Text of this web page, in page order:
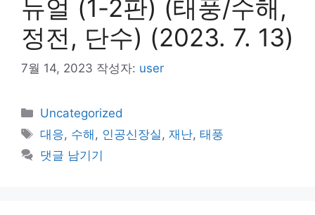
뉴얼 (1-2판) (태풍/수해,
정전, 단수) (2023. 7. 13)
7월 14, 2023 작성자: user
카
테
리
Uncategorized
태
그
대응, 수해 , 인공신장실,재난,태풍
댓글 남기기